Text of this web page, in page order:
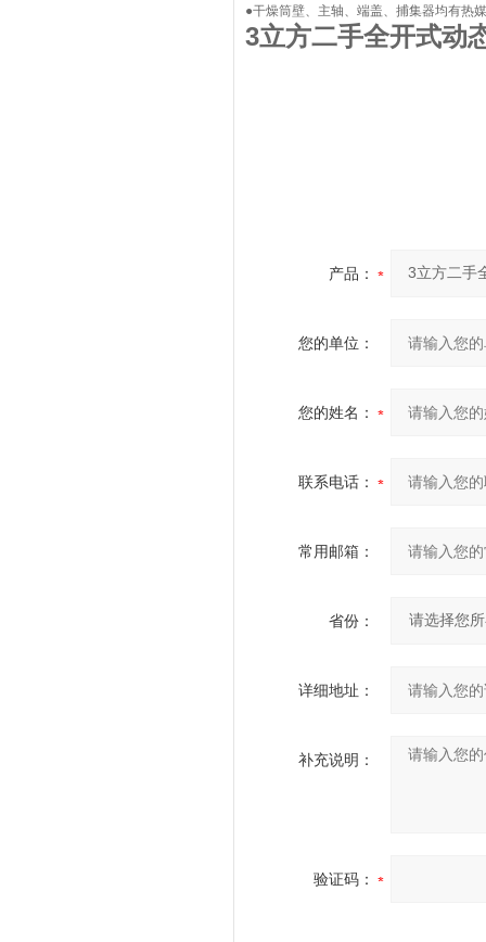
●干燥筒壁、主轴、端盖、捕集器均有热
3立方二手全开式动
产品：
您的单位：
您的姓名：
联系电话：
常用邮箱：
省份：
详细地址：
补充说明：
验证码：